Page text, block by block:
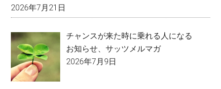
2026年7月21日
チャンスが来た時に乗れる人になる
お知らせ、サッツメルマガ
2026年7月9日